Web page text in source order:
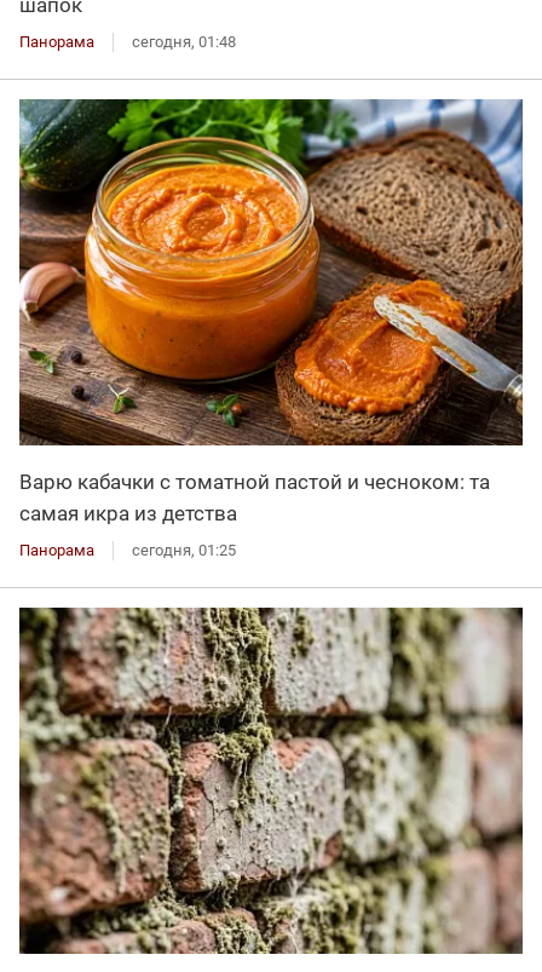
шапок
Панорама сегодня, 01:48
Варю кабачки с томатной пастой и чесноком: та
самая икра из детства
Панорама сегодня, 01:25